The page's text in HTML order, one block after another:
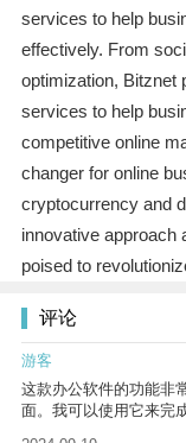
services to help
effectively. From
optimization, Bitznet
services to help
competitive online
changer for online
cryptocurrency and
innovative approach
poised to
评论
游客
这款办公软件的功能非
面。我可以使用它来完